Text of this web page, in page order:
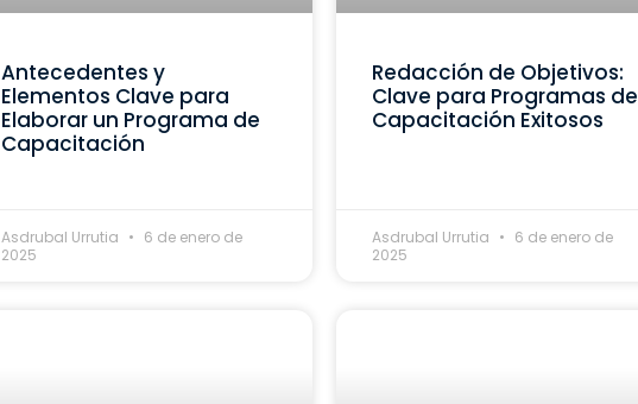
Antecedentes y
Elementos Clave para
Elaborar un Programa de
Capacitación
Asdrubal Urrutia
6 de enero de
2025
Redacción de Objetivos:
Clave para Programas de
Capacitación Exitosos
Asdrubal Urrutia
6 de enero de
2025